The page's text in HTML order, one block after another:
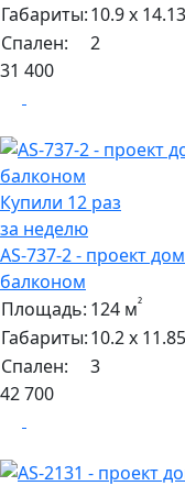
Габариты:10.9 х 14.13
Спален:
2
31 400
Купили 12 раз
за неделю
AS-737-2 - проект
балконом
Площадь: 124 м²
Габариты:10.2 х 11.85
Спален:
3
42 700